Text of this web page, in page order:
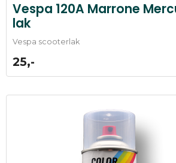
Vespa 120A Marrone
lak
Vespa scooterlak
25,-